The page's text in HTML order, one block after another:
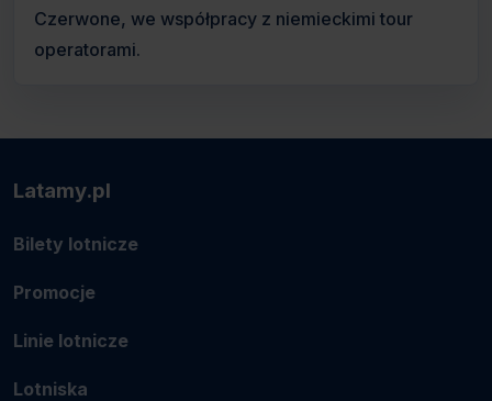
Czerwone, we współpracy z niemieckimi tour
operatorami.
Latamy.pl
Bilety lotnicze
Promocje
Linie lotnicze
Lotniska